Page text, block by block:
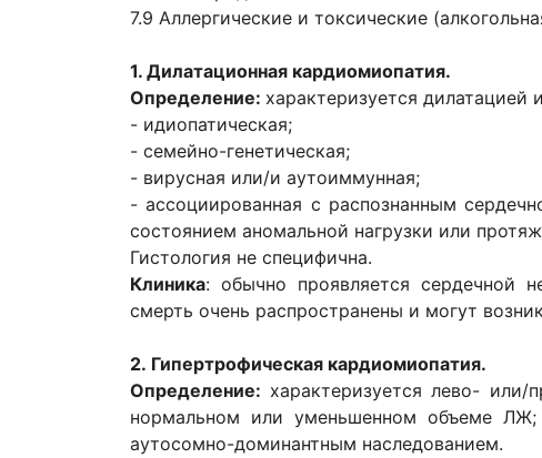
7.9 Аллергические и токсические
1. Дилатационная кардиомиопатия.
Определение: характеризуется
- идиопатическая;
- семейно-генетическая;
- вирусная или/и аутоиммунная;
- ассоциированная с распознанным
состоянием аномальной нагрузки или
Гистология не специфична.
Клиника: обычно проявляется сердечной
смерть очень распространены и могут
2. Гипертрофическая кардиомиопатия.
Определение: характеризуется лево-
нормальном или уменьшенном объеме
аутосомно-доминантным наследованием.